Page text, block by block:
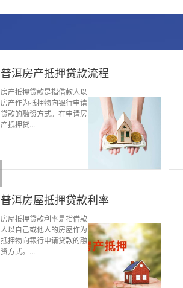
普洱房屋抵押贷款流程
房屋抵押贷款流程房屋抵押
贷款是指借款人以房屋作为
抵押物向银行申请贷款的融
资方式。...
普洱车子抵押贷款
车子抵押贷款是指将车辆作
为抵押物，向银行或其他金
融机构获得贷款的一种方
式。按照贷...